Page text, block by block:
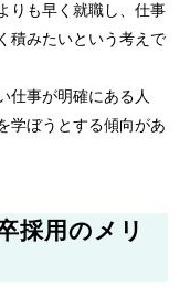
りも早く就職し、仕事
積みたいという考えで
仕事が明確にある人
学ぼうとする傾向があ
採用のメリ